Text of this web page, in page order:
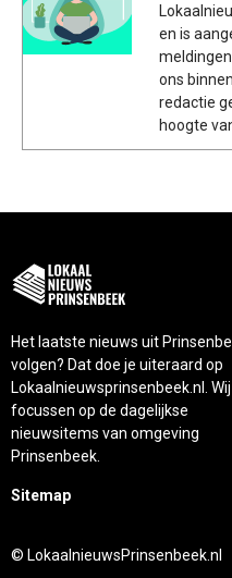
en is
ons
redactie
hoogte
Het laatste nieuws uit
volgen? Dat doe je uiteraard op
Lokaalnieuwsprinsenbeek.nl. Wij
focussen op de dagelijkse
nieuwsitems van omgeving
Prinsenbeek.
Sitemap
© LokaalnieuwsPrinsenbeek.nl